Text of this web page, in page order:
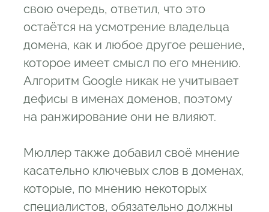
свою очередь, ответил, что это
остаётся на усмотрение владельца
домена, как и любое другое решение,
которое имеет смысл по его мнению.
Алгоритм Google никак не учитывает
дефисы в именах доменов, поэтому
на ранжирование они не влияют.
Мюллер также добавил своё мнение
касательно ключевых слов в доменах,
которые, по мнению некоторых
специалистов, обязательно должны